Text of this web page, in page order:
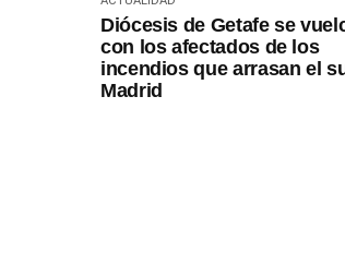
Diócesis de Getafe se
con los afectados de los
incendios que arrasan el
Madrid